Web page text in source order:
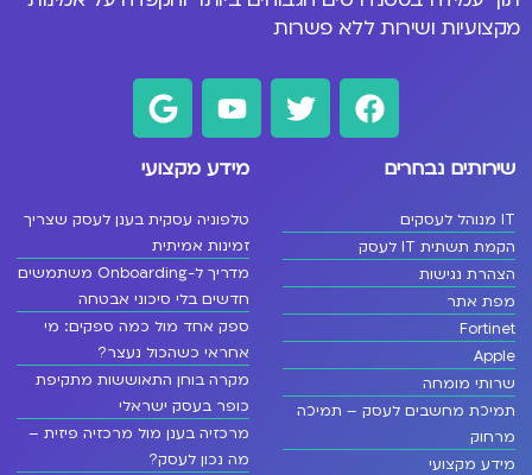
מקצועיות ושירות ללא פשרות
שירותים נבחרים
IT מנוהל לעסקים
הקמת תשתית IT לעסק
הצהרת נגישות
מפת אתר
Fortinet
Apple
שרותי מומחה
תמיכת מחשבים לעסק – תמיכה
מרחוק
מידע מקצועי
מידע מקצועי
טלפוניה עסקית בענן לעסק שצריך
זמינות אמיתית
מדריך ל-Onboarding משתמשים
חדשים בלי סיכוני אבטחה
ספק אחד מול כמה ספקים: מי
אחראי כשהכול נעצר?
מקרה בוחן התאוששות מתקיפת
כופר בעסק ישראלי
מרכזיה בענן מול מרכזיה פיזית –
מה נכון לעסק?